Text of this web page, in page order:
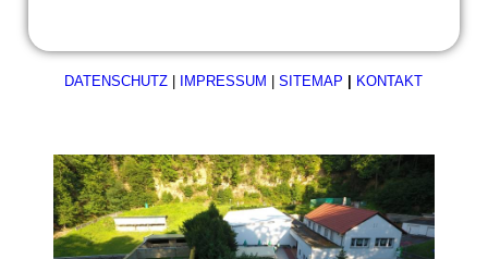
DATENSCHUTZ IMPRESSUM SITEMAP KONTAKT